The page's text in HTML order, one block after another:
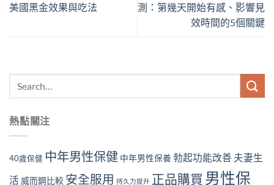
美國黑金效果與吃法
測：第幾天開始有感、影響見
效時間的5個關鍵
熱點關注
40歲保健 中年男性保健 中年男性保養 勃起功能改善 夫妻生
活 威而鋼比較 安全服用 持久力提升 正品購買 男性保